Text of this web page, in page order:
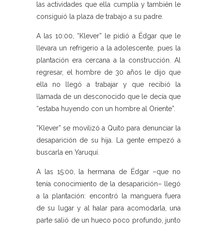
las actividades que ella cumplía y también le
consiguió la plaza de trabajo a su padre.
A las 10:00, “Klever” le pidió a Édgar que le
llevara un refrigerio a la adolescente, pues la
plantación era cercana a la construcción. Al
regresar, el hombre de 30 años le dijo que
ella no llegó a trabajar y que recibió la
llamada de un desconocido que le decía que
“estaba huyendo con un hombre al Oriente”.
“Klever” se movilizó a Quito para denunciar la
desaparición de su hija. La gente empezó a
buscarla en Yaruquí.
A las 15:00, la hermana de Édgar –que no
tenía conocimiento de la desaparición– llegó
a la plantación: encontró la manguera fuera
de su lugar y al halar para acomodarla, una
parte salió de un hueco poco profundo, junto